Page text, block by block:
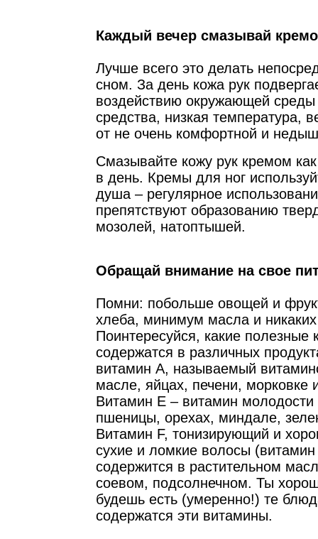
Каждый вечер смазывай
Лучше всего это делать
сном. За день кожа рук
воздействию окружающей
средства, низкая температура,
от не очень комфортной и
Смазывайте кожу рук кремом
в день. Кремы для ног
душа – регулярное
препятствуют образованию
мозолей, натоптышей.
Обращай внимание на свое
Помни: побольше овощей и
хлеба, минимум масла и
Поинтересуйся, какие полезные
содержатся в различных
витамин А, называемый
масле, яйцах, печени, морковке
Витамин Е – витамин молодости
пшеницы, орехах, миндале,
Витамин F, тонизирующий и
сухие и ломкие волосы
содержится в растительном
соевом, подсолнечном. Ты
будешь есть (умеренно!) те
содержатся эти витамины.